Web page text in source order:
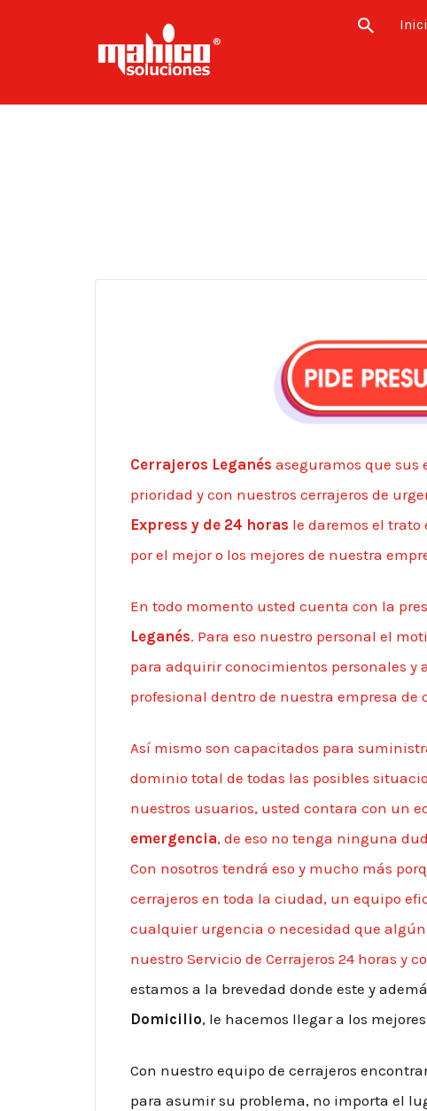
Cerrajeros Leganés aseguramos que sus
prioridad y con nuestros cerrajeros de
Express y de 24 horas le daremos el trato
por el mejor o los mejores de nuestra
En todo momento usted cuenta con la
Leganés. Para eso nuestro personal el
para adquirir conocimientos personales y
profesional dentro de nuestra empresa de
Así mismo son capacitados para
dominio total de todas las posibles
nuestros usuarios, usted contara con un
emergencia, de eso no tenga ninguna
Con nosotros tendrá eso y mucho más
cerrajeros en toda la ciudad, un equipo
cualquier urgencia o necesidad que
nuestro Servicio de Cerrajeros 24 horas y
estamos a la brevedad donde este y
Domicilio, le hacemos llegar a los
Con nuestro equipo de cerrajeros
para asumir su problema, no importa el